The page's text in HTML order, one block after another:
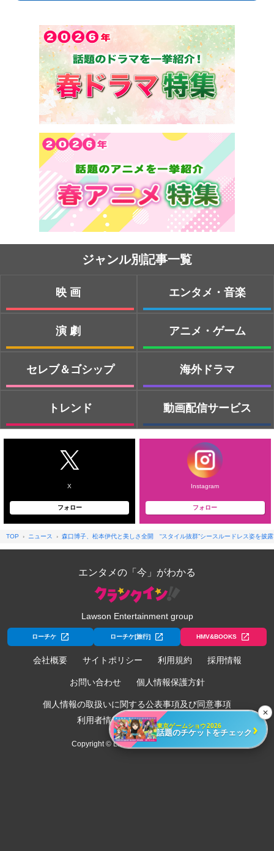
ジャンル別記事一覧
映画
演劇
セレブ＆ゴシップ
トレンド
エンタメ・音楽
アニメ・ゲーム
海外ドラマ
動画配信サービス
X
フォロー
Instagram
フォロー
TOP ニュース 森口博子、松本伊代と美しさ全開 “スタイル抜群”シースルードレス姿を披露
エンタメの「今」がわかる
Lawson Entertainment group
ローチケ ローチケ[旅行] HMV&BOOKS
会社概要 サイトポリシー 利用規約 採用情報
お問い合わせ 個人情報保護方針
個人情報の取扱いに関する公表事項及び同意事項
利用者情報の外部送信について
Copyright © Lawson Entertainment, Inc.
✕
東京ゲームショウ2026
話題のチケットをチェック ›